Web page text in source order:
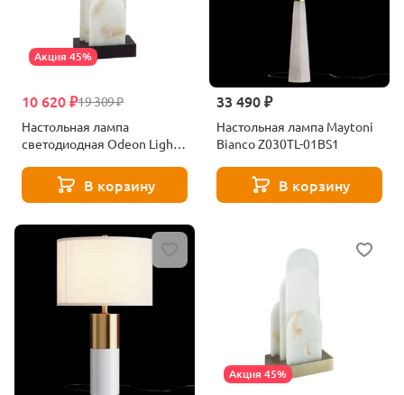
Акция 45%
19 309 ₽
10 620 ₽
Настольная лампа
светодиодная Odeon Light
В корзину
33 490 ₽
Настольная лампа Maytoni
Bianco Z030TL-01BS1
В корзину
Акция 45%